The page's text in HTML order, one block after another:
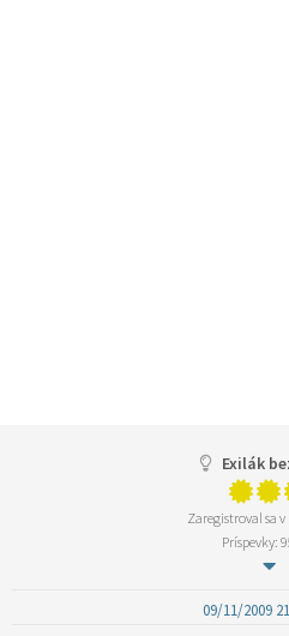
Exilák
Zaregistroval sa
Príspevky:
09/11/2009